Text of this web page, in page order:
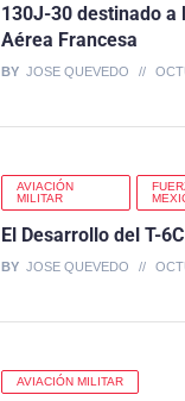
130J-30 destinado a
Aérea Francesa
BY JOSE QUEVEDO
AVIACIÓN
MILITAR
El Desarrollo del T-6C
BY JOSE QUEVEDO
AVIACIÓN MILITAR